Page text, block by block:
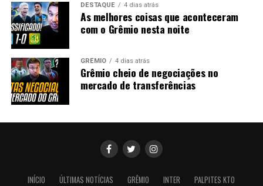
DESTAQUE 4 dias atrás
As melhores coisas que aconteceram
com o Grêmio nesta noite
GRÊMIO 4 dias atrás
Grêmio cheio de negociações no
mercado de transferências
INÍCIO ÚLTIMAS NOTÍCIAS GRÊMIO INTER PALPITES KTO